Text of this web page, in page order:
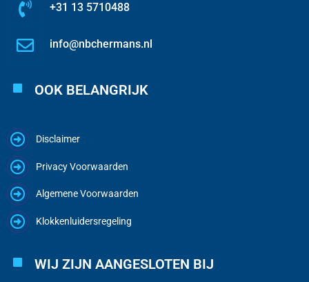
+31 13 5710488
info@nbchermans.nl
OOK BELANGRIJK
Disclaimer
Privacy Voorwaarden
Algemene Voorwaarden
Klokkenluidersregeling
WIJ ZIJN AANGESLOTEN BIJ